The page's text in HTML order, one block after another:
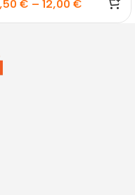
€ – 12,00 €